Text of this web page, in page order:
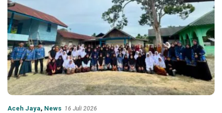
Aceh Jaya, News 16 Juli 2026